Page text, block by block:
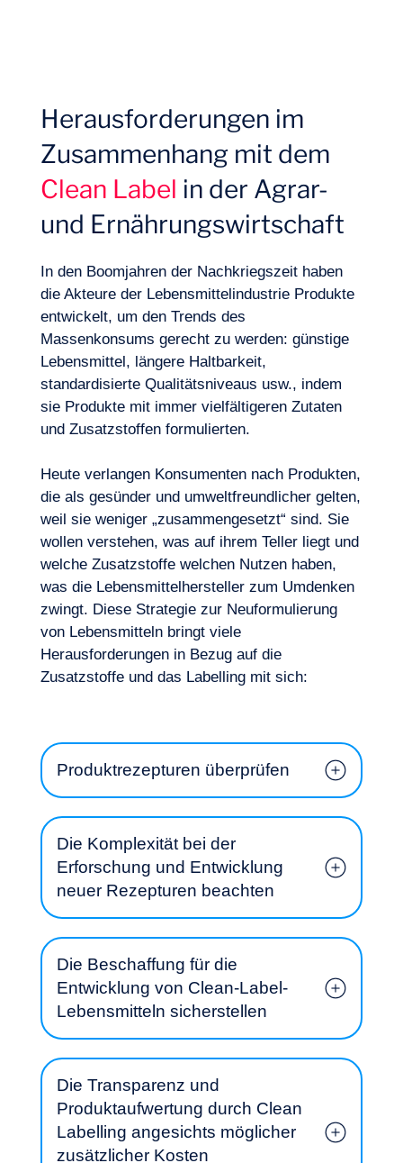
Expertisen
Unser Abenteuer
Lust, an Bord zu gehen?
Herausforderungen im
Zusammenhang mit dem
Clean Label in der Agrar-
und Ernährungswirtschaft
In den Boomjahren der Nachkriegszeit haben
die Akteure der Lebensmittelindustrie Produkte
entwickelt, um den Trends des
Massenkonsums gerecht zu werden: günstige
Lebensmittel, längere Haltbarkeit,
standardisierte Qualitätsniveaus usw., indem
sie Produkte mit immer vielfältigeren Zutaten
und Zusatzstoffen formulierten.
Heute verlangen Konsumenten nach Produkten,
die als gesünder und umweltfreundlicher gelten,
weil sie weniger „zusammengesetzt“ sind. Sie
wollen verstehen, was auf ihrem Teller liegt und
welche Zusatzstoffe welchen Nutzen haben,
was die Lebensmittelhersteller zum Umdenken
zwingt. Diese Strategie zur Neuformulierung
von Lebensmitteln bringt viele
Herausforderungen in Bezug auf die
Zusatzstoffe und das Labelling mit sich:
Produktrezepturen überprüfen
Wie sieht die Clean-Label-Zutatenliste von
morgen aus? Welche F&E-Ansätze sollten
für die neue Rezeptur der Produkte und
Stoffe eingesetzt werden?
Die Komplexität bei der
Erforschung und Entwicklung
neuer Rezepturen beachten
Die Beschaffung für die
Entwicklung von Clean-Label-
Lebensmitteln sicherstellen
Die Transparenz und
Produktaufwertung durch Clean
Labelling angesichts möglicher
zusätzlicher Kosten